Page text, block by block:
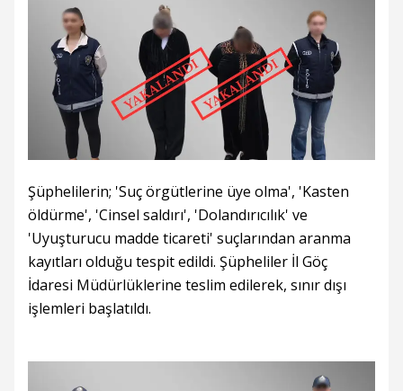
Şüphelilerin; 'Suç örgütlerine üye olma', 'Kasten
öldürme', 'Cinsel saldırı', 'Dolandırıcılık' ve
'Uyuşturucu madde ticareti' suçlarından aranma
kayıtları olduğu tespit edildi. Şüpheliler İl Göç
İdaresi Müdürlüklerine teslim edilerek, sınır dışı
işlemleri başlatıldı.